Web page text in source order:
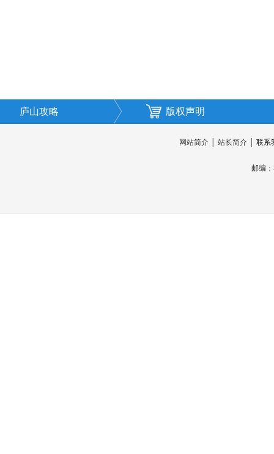
庐山攻略 版权声明
网站简介│ 站长简介│ 联系
邮编